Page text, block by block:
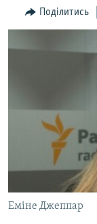
пошукуІНТЕРВ'Ю
ВІДЕОУРОКИ
СВІДЧЕННЯ
УКРАЇНСЬКА
ІНФОГРАФІКА
ЯК ОБІЙТИ
Русский
Qırımtatar
Поділитись
Еміне Джеппар